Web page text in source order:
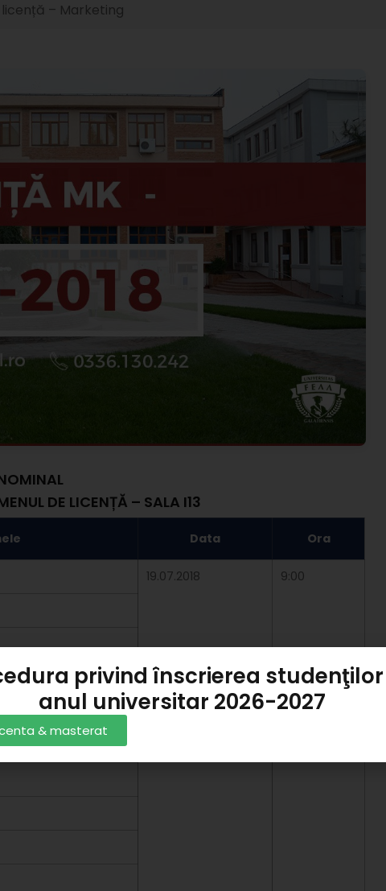
– Marketing
DE LICENȚĂ – SALA I13
Data Ora
19.07.2018 9:00
privind înscrierea
anul universitar 2026-2027
& masterat